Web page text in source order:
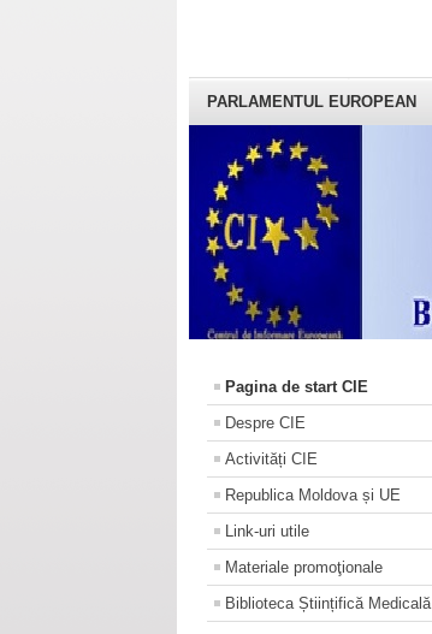
PARLAMENTUL EUROPEAN
Pagina de start CIE
Despre CIE
Activități CIE
Republica Moldova și UE
Link-uri utile
Materiale promoţionale
Biblioteca Științifică Medicală